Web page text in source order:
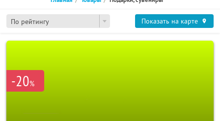
По рейтингу Показать на карте
-20%